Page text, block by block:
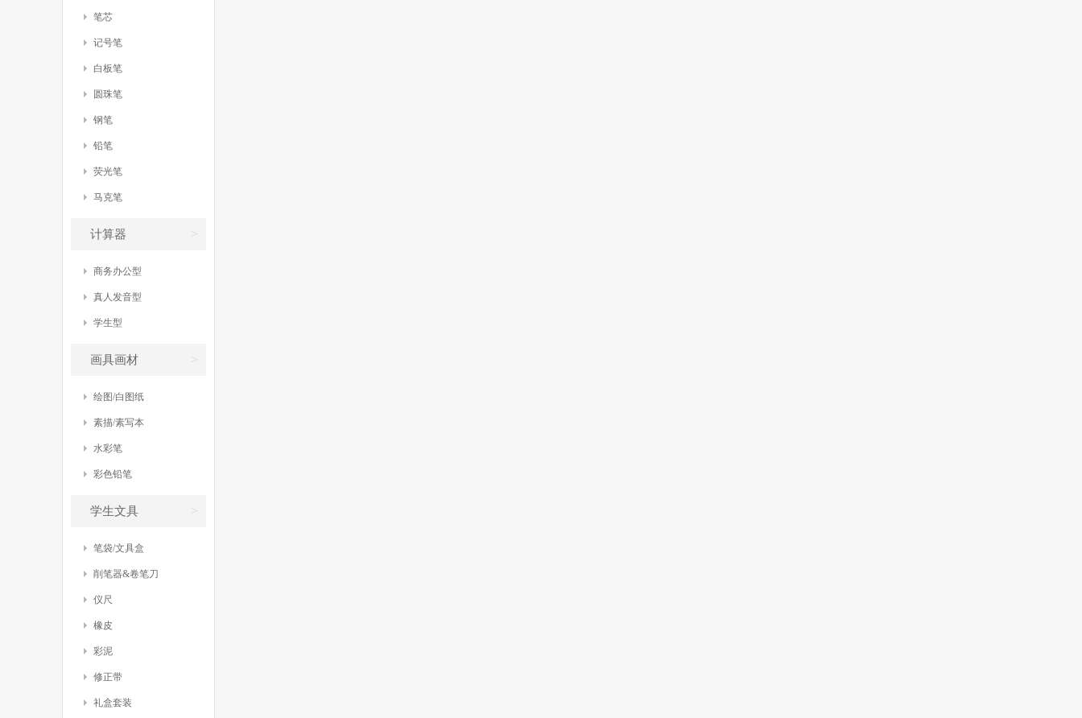
笔芯
记号笔
白板笔
圆珠笔
钢笔
铅笔
荧光笔
马克笔
计算器 >
商务办公型
真人发音型
学生型
画具画材 >
绘图/白图纸
素描/素写本
水彩笔
彩色铅笔
学生文具 >
笔袋/文具盒
削笔器&卷笔刀
仪尺
橡皮
彩泥
修正带
礼盒套装